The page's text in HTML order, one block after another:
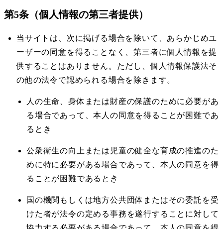
第5条（個人情報の第三者提供）
当サイトは、次に掲げる場合を除いて、あらかじめユ
ーザーの同意を得ることなく、第三者に個人情報を提
供することはありません。ただし、個人情報保護法そ
の他の法令で認められる場合を除きます。
人の生命、身体または財産の保護のために必要があ
る場合であって、本人の同意を得ることが困難であ
るとき
公衆衛生の向上または児童の健全な育成の推進のた
めに特に必要がある場合であって、本人の同意を得
ることが困難であるとき
国の機関もしくは地方公共団体またはその委託を受
けた者が法令の定める事務を遂行することに対して